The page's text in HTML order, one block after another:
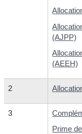
(AJPP)
(AEEH)
2
3
Prime